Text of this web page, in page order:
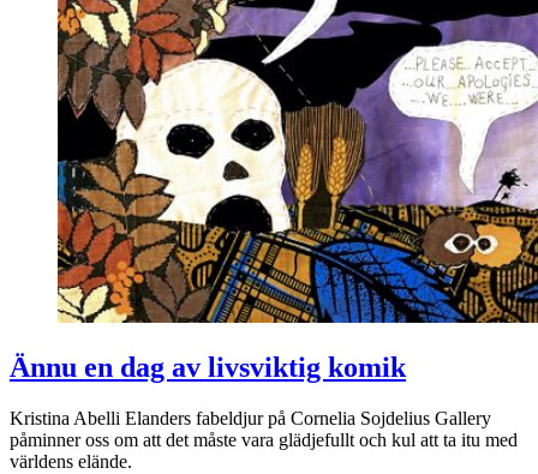
Ännu en dag av livsviktig komik
Kristina Abelli Elanders fabeldjur på Cornelia Sojdelius Gallery
påminner oss om att det måste vara glädjefullt och kul att ta itu med
världens elände.